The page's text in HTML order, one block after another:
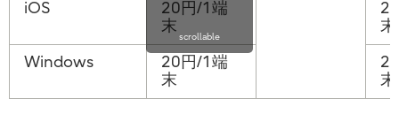
iOS
20円/1端
末
末
Windows
20円/1端
末
末
scrollable